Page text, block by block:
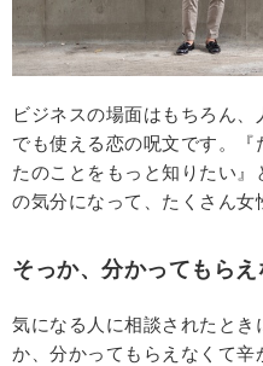
ビジネスの場面はもちろん
でも使える恋の呪文です。
たのことをもっと知りたい
の気分になって、たくさん女
そっか、分かってもら
気になる人に相談されたと
か、分かってもらえなくて